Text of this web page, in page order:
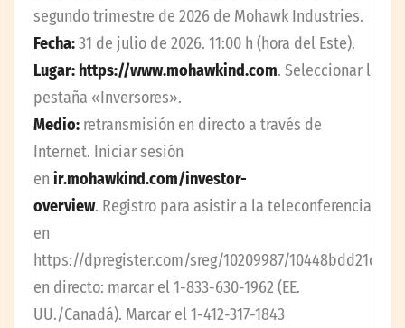
segundo trimestre de 2026 de Mohawk Industries.
Fecha:31 de julio de 2026. 11:00 h (hora del Este).
Lugar: https://www.mohawkind.com. Seleccionar la
pestaña «Inversores».
Medio: retransmisión en directo a través de
Internet. Iniciar sesión
en ir.mohawkind.com/investor-
overview. Registro para asistir a la teleconferencia
en
https://dpregister.com/sreg/10209987/10448bdd21c
en directo: marcar el 1-833-630-1962 (EE.
UU./Canadá). Marcar el 1-412-317-1843